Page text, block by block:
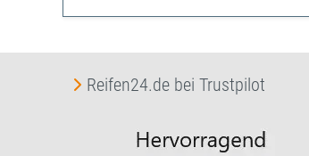
Reifen24.de bei Trustpilot